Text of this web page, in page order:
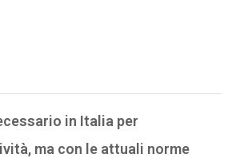
in Italia per
ma con le attuali norme